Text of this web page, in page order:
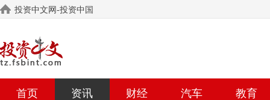
投资中文网-投资中国
首页 资讯 财经 汽车 教育